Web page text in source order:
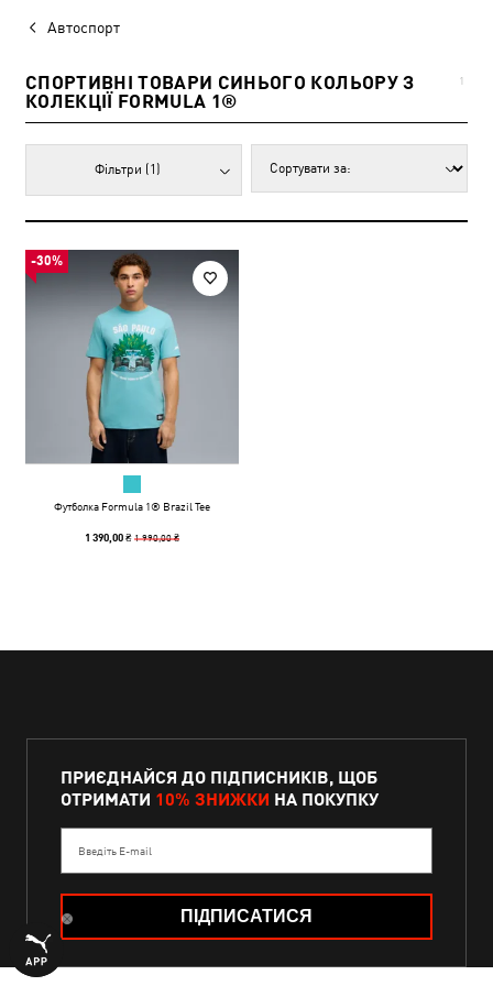
Автоспорт
СПОРТИВНІ ТОВАРИ СИНЬОГО КОЛЬОРУ З
КОЛЕКЦІЇ FORMULA 1®
1
Фільтри (1)
-30%
Футболка Formula 1® Brazil Tee
1 390,00 ₴1 990,00 ₴
ПРИЄДНАЙСЯ ДО ПІДПИСНИКІВ, ЩОБ
ОТРИМАТИ 10% ЗНИЖКИ НА ПОКУПКУ
Введіть E-mail
ПІДПИСАТИСЯ